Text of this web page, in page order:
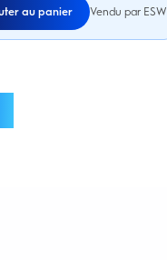
au panier Vendu par ESW